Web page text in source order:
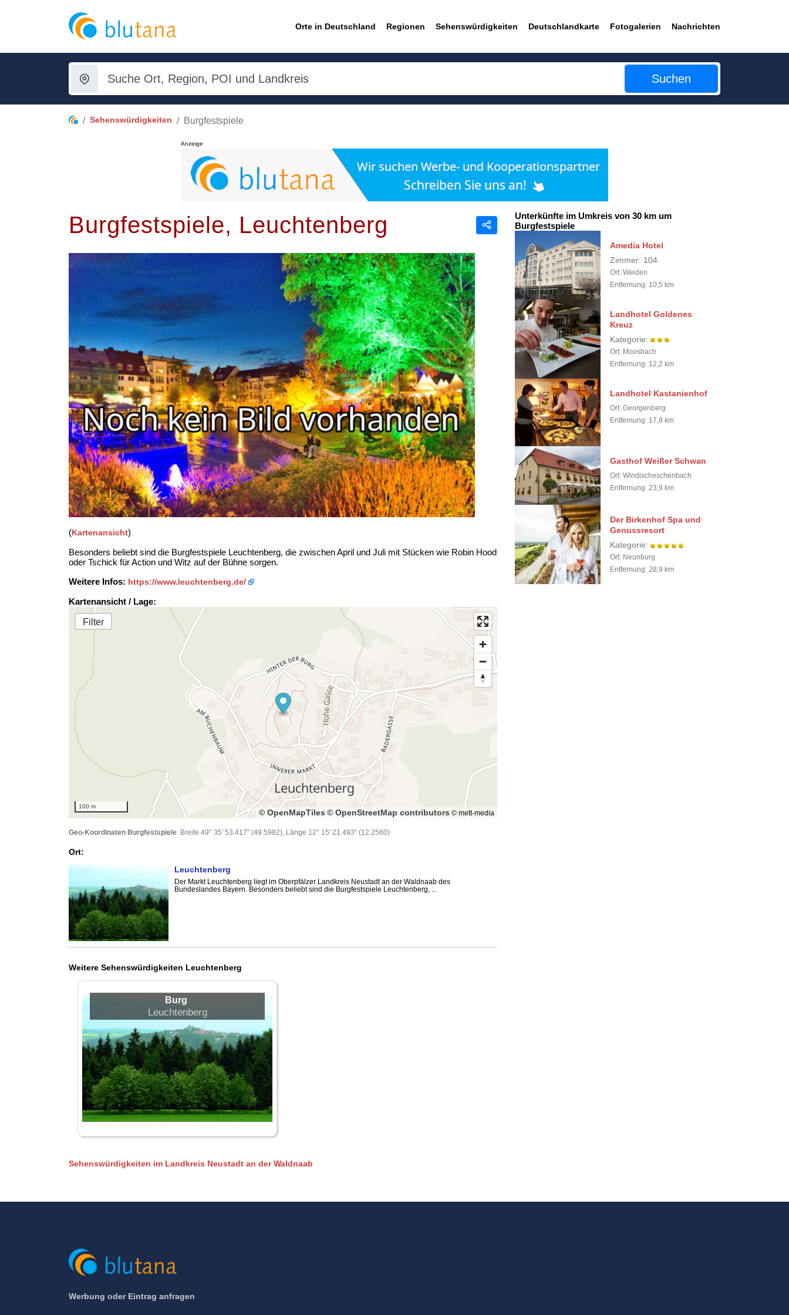
Orte in Deutschland Regionen Sehenswürdigkeiten Deutschlandkarte Fotogalerien Nachrichten
Suchen
Sehenswürdigkeiten Burgfestspiele
Anzeige
Burgfestspiele, Leuchtenberg Teilen
(Kartenansicht)
Besonders beliebt sind die Burgfestspiele Leuchtenberg, die zwischen April und Juli mit Stücken wie Robin Hood
oder Tschick für Action und Witz auf der Bühne sorgen.
Weitere Infos: https://www.leuchtenberg.de/
Kartenansicht / Lage:
Filter
100 m
© OpenMapTiles © OpenStreetMap contributors © mett-media
Geo-Koordinaten Burgfestspiele: Breite 49° 35' 53.417" (49.5982), Länge 12° 15' 21.493" (12.2560)
Ort:
Leuchtenberg
Der Markt Leuchtenberg liegt im Oberpfälzer Landkreis Neustadt an der Waldnaab des
Bundeslandes Bayern. Besonders beliebt sind die Burgfestspiele Leuchtenberg, ...
Weitere Sehenswürdigkeiten Leuchtenberg
Burg
Leuchtenberg
Sehenswürdigkeiten im Landkreis Neustadt an der Waldnaab
Unterkünfte im Umkreis von 30 km um
Burgfestspiele
Amedia Hotel
Zimmer: 104
Ort: Weiden
Entfernung: 10,5 km
Landhotel Goldenes
Kreuz
Kategorie:
Ort: Moosbach
Entfernung: 12,2 km
Landhotel Kastanienhof
Ort: Georgenberg
Entfernung: 17,8 km
Gasthof Weißer Schwan
Ort: Windischeschenbach
Entfernung: 23,9 km
Der Birkenhof Spa und
Genussresort
Kategorie:
Ort: Neunburg
Entfernung: 28,9 km
Werbung oder Eintrag anfragen